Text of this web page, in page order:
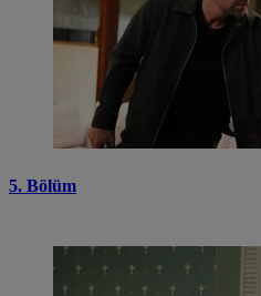
5. Bölüm